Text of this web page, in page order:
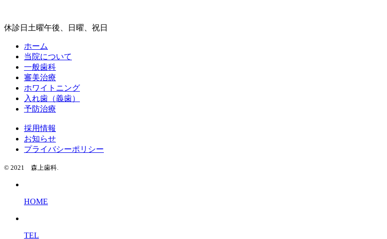
休診日 土曜午後、日曜、祝日
ホーム
当院について
一般歯科
審美治療
ホワイトニング
入れ歯（義歯）
予防治療
採用情報
お知らせ
プライバシーポリシー
© 2021 森上歯科.
HOME
TEL